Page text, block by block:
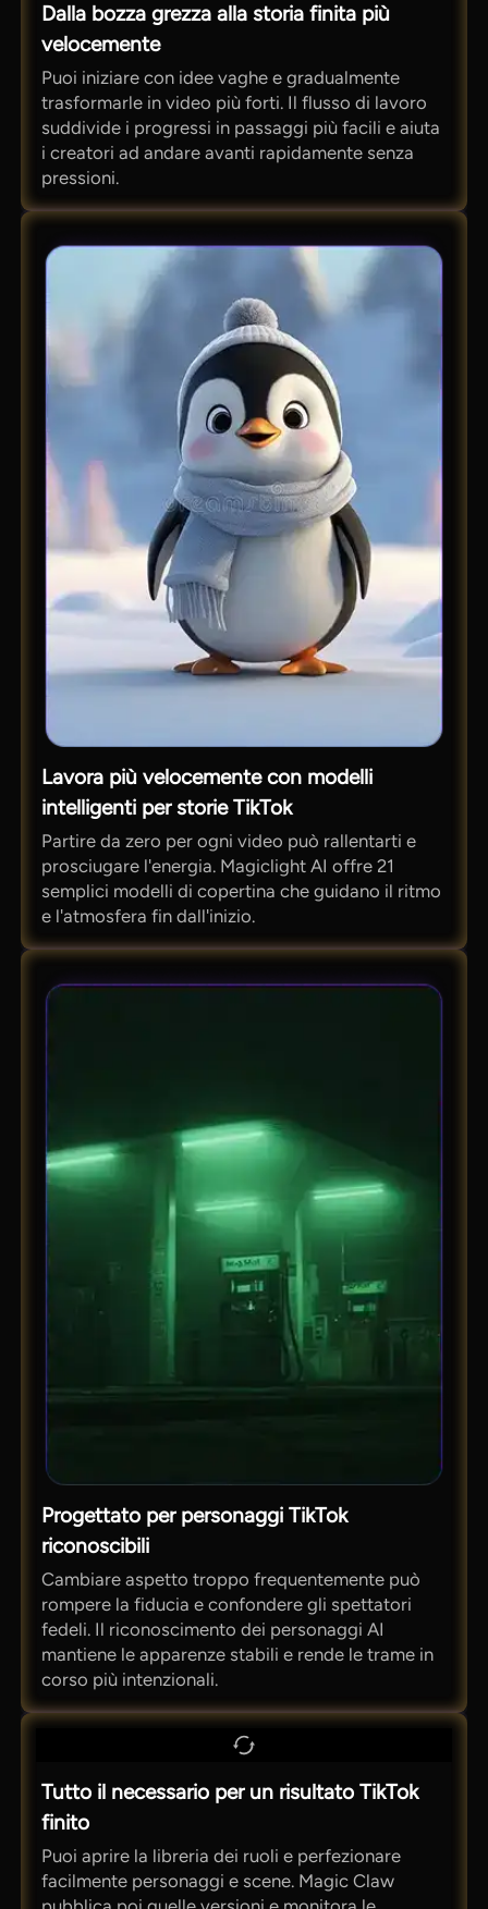
Dalla bozza grezza alla storia finita più
velocemente
Puoi iniziare con idee vaghe e gradualmente
trasformarle in video più forti. Il flusso di lavoro
suddivide i progressi in passaggi più facili e aiuta
i creatori ad andare avanti rapidamente senza
pressioni.
Lavora più velocemente con modelli
intelligenti per storie TikTok
Partire da zero per ogni video può rallentarti e
prosciugare l'energia. Magiclight AI offre 21
semplici modelli di copertina che guidano il ritmo
e l'atmosfera fin dall'inizio.
Progettato per personaggi TikTok
riconoscibili
Cambiare aspetto troppo frequentemente può
rompere la fiducia e confondere gli spettatori
fedeli. Il riconoscimento dei personaggi AI
mantiene le apparenze stabili e rende le trame in
corso più intenzionali.
Tutto il necessario per un risultato TikTok
finito
Puoi aprire la libreria dei ruoli e perfezionare
facilmente personaggi e scene. Magic Claw